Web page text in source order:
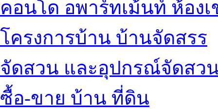
คอนโด อพาร์ทเม้นท์ ห้องเ
โครงการบ้าน บ้านจัดสรร
จัดสวน และอุปกรณ์จัดสว
ซื้อ-ขาย บ้าน ที่ดิน